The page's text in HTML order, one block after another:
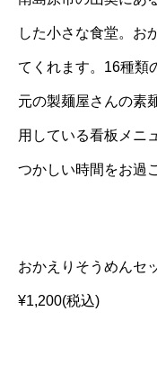
した小さな食堂。お
てくれます。16種類
元の製麺屋さんの素
用している看板メニ
つかしい時間をお過
おかえりそうめんセ
¥1,200(税込)